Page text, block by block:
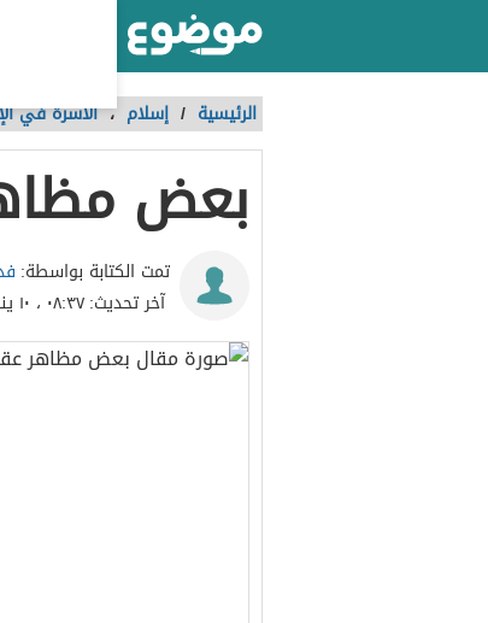
الرئيسية / إسلام ،الأسرة في
بعض
تمت الكتابة بواسطة:
آخر تحديث:٠٨:٣٧ ، ١٠ يناير ٢٠٢١